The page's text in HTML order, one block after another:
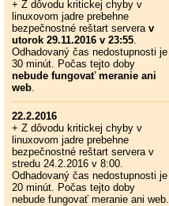
+ Z dôvodu kritickej chyby v
linuxovom jadre prebehne
bezpečnostné reštart servera v
utorok 29.11.2016 v 23:55.
Odhadovaný čas nedostupnosti je
30 minút. Počas tejto doby
nebude fungovať meranie ani
web.
22.2.2016
+ Z dôvodu kritickej chyby v
linuxovom jadre prebehne
bezpečnostné reštart servera v
stredu 24.2.2016 v 8:00.
Odhadovaný čas nedostupnosti je
20 minút. Počas tejto doby
nebude fungovať meranie ani web.